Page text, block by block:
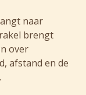
naar
brengt
over
afstand en de